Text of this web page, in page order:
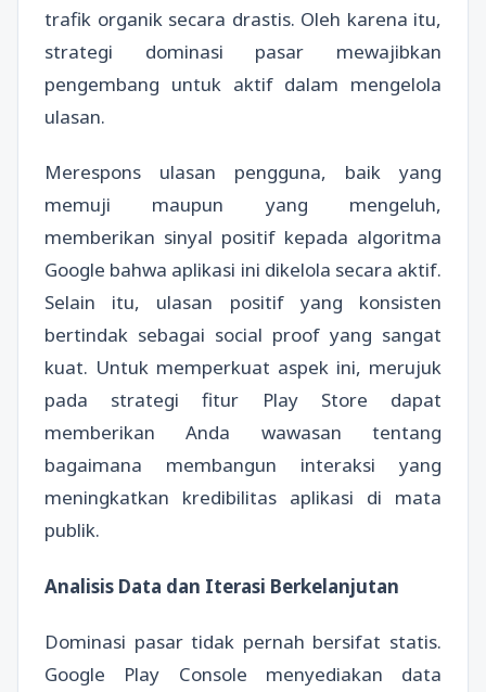
trafik organik secara drastis. Oleh karena itu,
strategi dominasi pasar mewajibkan
pengembang untuk aktif dalam mengelola
ulasan.
Merespons ulasan pengguna, baik yang
memuji maupun yang mengeluh,
memberikan sinyal positif kepada algoritma
Google bahwa aplikasi ini dikelola secara aktif.
Selain itu, ulasan positif yang konsisten
bertindak sebagai social proof yang sangat
kuat. Untuk memperkuat aspek ini, merujuk
pada strategi fitur Play Store dapat
memberikan Anda wawasan tentang
bagaimana membangun interaksi yang
meningkatkan kredibilitas aplikasi di mata
publik.
Analisis Data dan Iterasi Berkelanjutan
Dominasi pasar tidak pernah bersifat statis.
Google Play Console menyediakan data